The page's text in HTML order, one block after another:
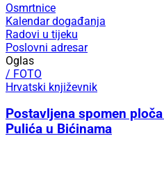
Osmrtnice
Kalendar događanja
Radovi u tijeku
Poslovni adresar
Oglas
/ FOTO
Hrvatski književnik
Postavljena spomen
Pulića u Bićinama